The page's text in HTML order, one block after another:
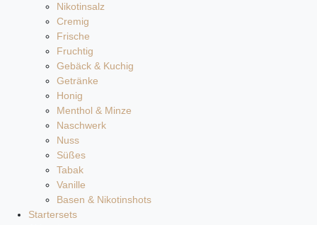
Nikotinsalz
Cremig
Frische
Fruchtig
Gebäck & Kuchig
Getränke
Honig
Menthol & Minze
Naschwerk
Nuss
Süßes
Tabak
Vanille
Basen & Nikotinshots
Startersets